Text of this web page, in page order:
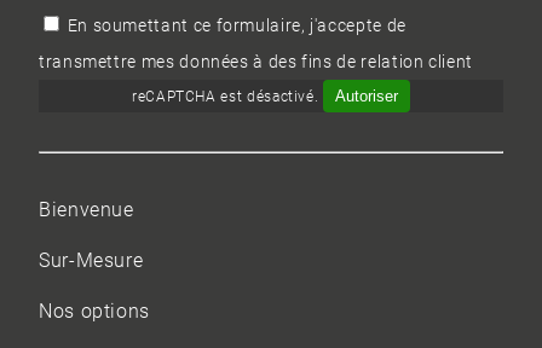
En soumettant ce formulaire, j'accepte de
transmettre mes données à des fins de relation client
reCAPTCHA est désactivé. Autoriser
Bienvenue
Sur-Mesure
Nos options